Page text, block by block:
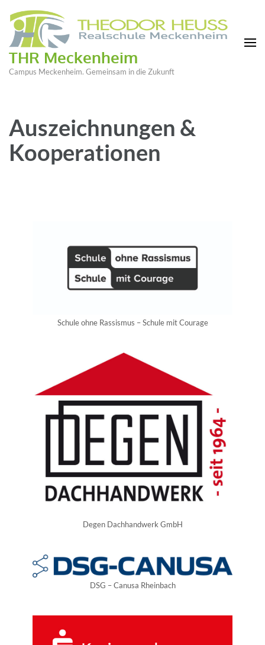
THR Meckenheim
Campus Meckenheim. Gemeinsam in die Zukunft
Auszeichnungen &
Kooperationen
Schule ohne Rassismus – Schule mit Courage
Degen Dachhandwerk GmbH
DSG – Canusa Rheinbach